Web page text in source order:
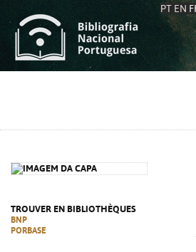
PT EN
TROUVER EN BIBLIOTHÈQUES
BNP
PORBASE